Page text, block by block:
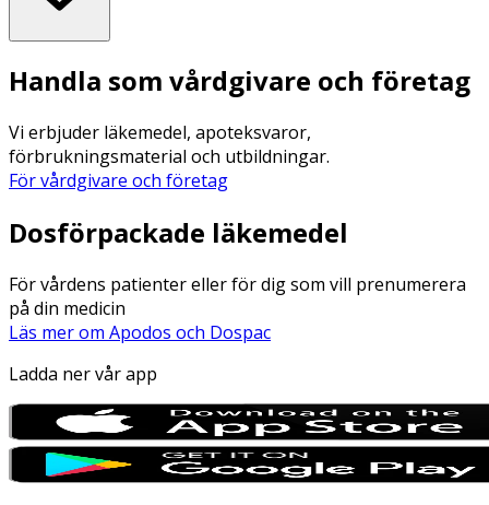
Handla som vårdgivare och företag
Vi erbjuder läkemedel, apoteksvaror,
förbrukningsmaterial och utbildningar.
För vårdgivare och företag
Dosförpackade läkemedel
För vårdens patienter eller för dig som vill prenumerera
på din medicin
Läs mer om Apodos och Dospac
Ladda ner vår app